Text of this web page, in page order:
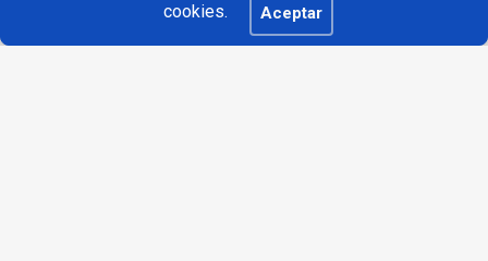
cookies.
Aceptar